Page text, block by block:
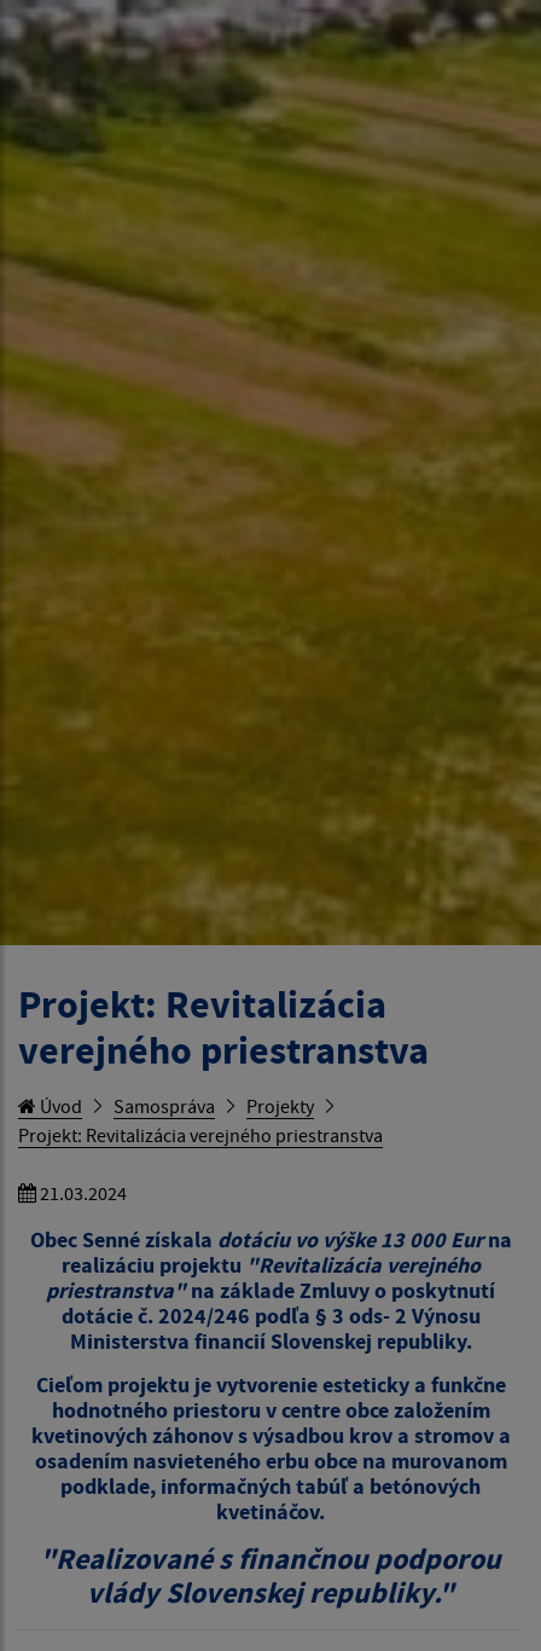
Projekt: Revitalizácia
verejného priestranstva
Úvod Samospráva
Projekty
Projekt: Revitalizácia verejného priestranstva
21.03.2024
Obec Senné získala dotáciu vo výške 13 000 Eurna
realizáciu projektu "Revitalizácia verejného
priestranstva"na základe Zmluvy o poskytnutí
dotácie č. 2024/246 podľa § 3 ods- 2 Výnosu
Ministerstva financií Slovenskej republiky.
Cieľom projektu je vytvorenie esteticky a funkčne
hodnotného priestoru v centre obce založením
kvetinových záhonov s výsadbou krov a stromov a
osadením nasvieteného erbu obce na murovanom
podklade, informačných tabúľ a betónových
kvetináčov.
"Realizované s finančnou podporou
vlády Slovenskej republiky."